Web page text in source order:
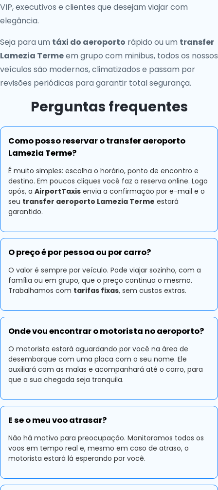
VIP, executivos e clientes que desejam viajar com
elegância.
Seja para um táxi do aeroporto rápido ou um transfer
Lamezia Termeem grupo com minibus, todos os nossos
veículos são modernos, climatizados e passam por
revisões periódicas para garantir total segurança.
Perguntas frequentes
Como posso reservar o transfer aeroporto
Lamezia Terme?
É muito simples: escolha o horário, ponto de encontro e
destino. Em poucos cliques você faz a reserva online. Logo
após, a AirportTaxis envia a confirmação por e-mail e o
seu transfer aeroporto Lamezia Terme estará
garantido.
O preço é por pessoa ou por carro?
O valor é sempre por veículo. Pode viajar sozinho, com a
família ou em grupo, que o preço continua o mesmo.
Trabalhamos com tarifas fixas, sem custos extras.
Onde vou encontrar o motorista no aeroporto?
O motorista estará aguardando por você na área de
desembarque com uma placa com o seu nome. Ele
auxiliará com as malas e acompanhará até o carro, para
que a sua chegada seja tranquila.
E se o meu voo atrasar?
Não há motivo para preocupação. Monitoramos todos os
voos em tempo real e, mesmo em caso de atraso, o
motorista estará lá esperando por você.